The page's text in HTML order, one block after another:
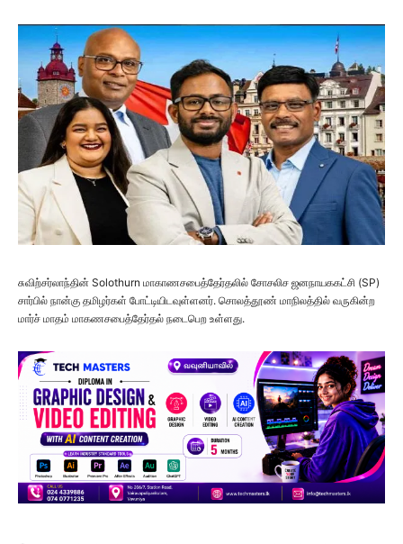
சுவிற்சர்லாந்தின் Solothurn மாகாணசபைத்தேர்தலில் சோசலிச ஜனநாயககட்சி (SP)
சார்பில் நான்கு தமிழர்கள் போட்டியிடவுள்ளனர். சொலத்தூண் மாநிலத்தில் வருகின்ற
மார்ச் மாதம் மாகணசபைத்தேர்தல் நடைபெற உள்ளது.